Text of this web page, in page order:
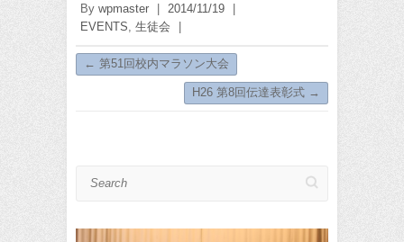
By wpmaster 2014/11/19
EVENTS 生徒会
← 第51回校内マラソン大会
H26 第8回伝達表彰式 →